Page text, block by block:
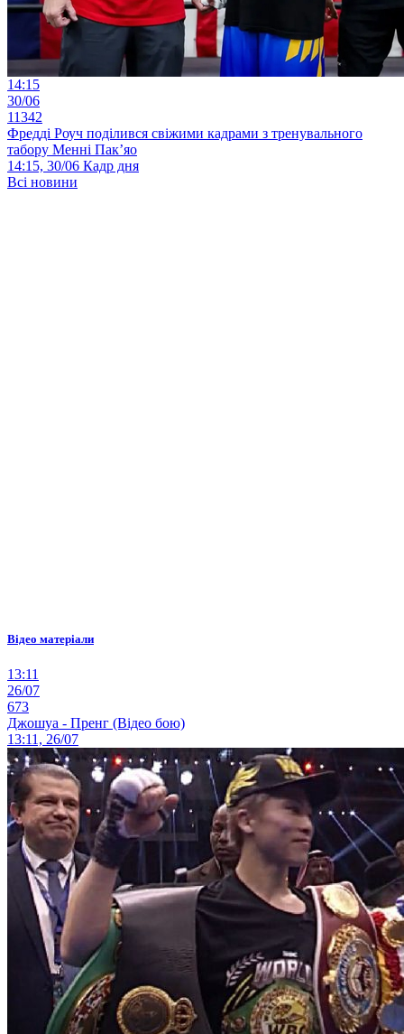
14:15
30/06
11342
Фредді Роуч поділився свіжими кадрами з тренувального
табору Менні Пак’яо
14:15, 30/06 Кадр дня
Всі новини
Відео матеріали
13:11
26/07
673
Джошуа - Пренг (Відео бою)
13:11, 26/07